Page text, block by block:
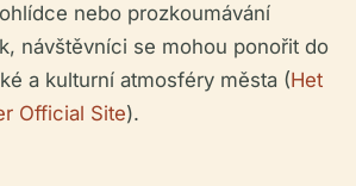
nebo prozkoumávání
návštěvníci se mohou ponořit do
a kulturní atmosféry města (Het
Official Site).